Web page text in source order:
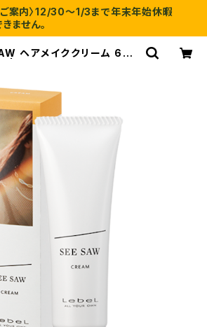
ご案内〉12/30〜1/3まで年末年始休暇
ません。
ヘアメイククリーム 60g